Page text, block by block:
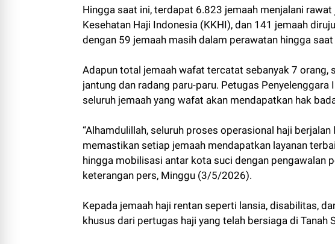
Hingga saat ini, terdapat 6.823 jemaah menjalani
Kesehatan Haji Indonesia (KKHI), dan 141 jemaah
dengan 59 jemaah masih dalam perawatan hingga saat
Adapun total jemaah wafat tercatat sebanyak 7 orang,
jantung dan radang paru-paru. Petugas
seluruh jemaah yang wafat akan mendapatkan hak
“Alhamdulillah, seluruh proses operasional haji
memastikan setiap jemaah mendapatkan layanan
hingga mobilisasi antar kota suci dengan pengawalan
keterangan pers, Minggu (3/5/2026).
Kepada jemaah haji rentan seperti lansia, disabilitas,
khusus dari pertugas haji yang telah bersiaga di Tanah